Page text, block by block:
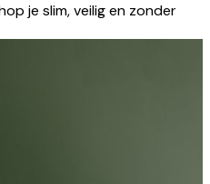
je slim, veilig en zonder